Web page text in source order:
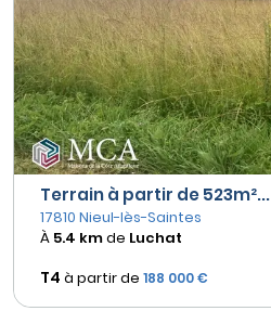
Terrain à partir de 523m²...
17810 Nieul-lès-Saintes
À 5.4 kmde Luchat
T4 à partir de 188 000 €